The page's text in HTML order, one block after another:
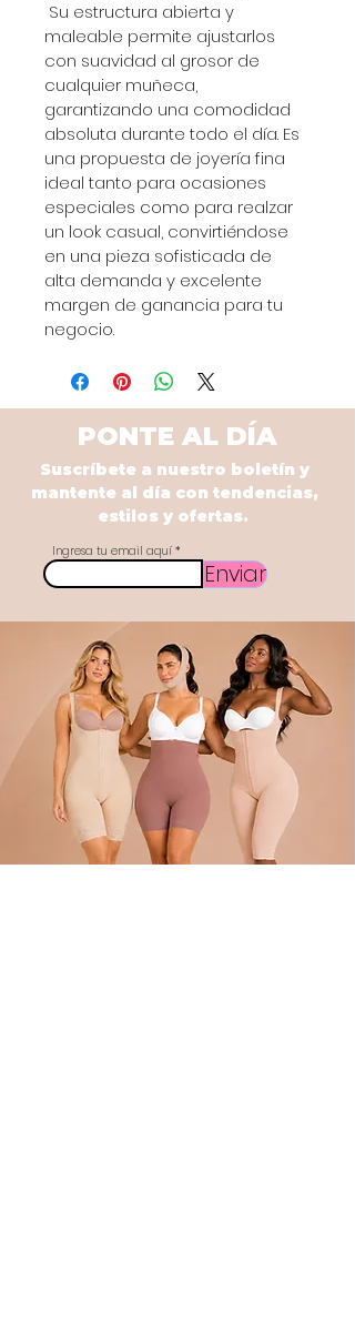
maleable permite ajustarlos
con suavidad al grosor de
cualquier muñeca,
garantizando una comodidad
absoluta durante todo el día. Es
una propuesta de joyería fina
ideal tanto para ocasiones
especiales como para realzar
un look casual, convirtiéndose
en una pieza sofisticada de
alta demanda y excelente
margen de ganancia para tu
negocio.
PONTE AL DÍA
Suscríbete a nuestro boletín y
mantente al día con tendencias,
estilos y ofertas.
Ingresa tu email aquí
Enviar